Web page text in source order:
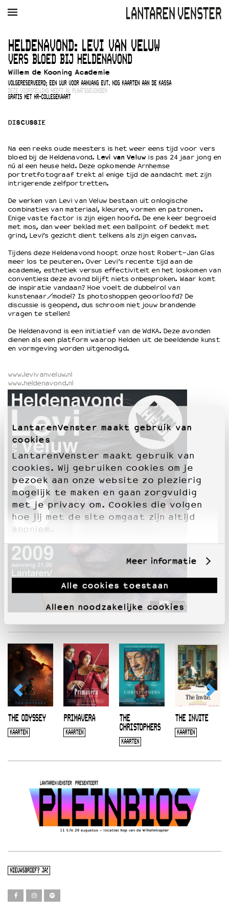
LantarenVenster maakt gebruik van
cookies
LantarenVenster maakt gebruik van
cookies. Wij gebruiken cookies om je
bezoek aan onze website zo plezierig
mogelijk te maken en gaan zorgvuldig
met je privacy om. Cookies die volgen
hoe jij met de site omgaat zijn altijd
anoniem.
Meer informatie
Alle cookies toestaan
Alleen noodzakelijke cookies
AGENDA FILM MUZIEK RESTAURANT VERHUUR
Winkelmandje
Zoek
PLAN JE BEZOEK
EDUCATIE
Schoolvoorstellingen
Filmprogramma’s VO/MBO
Speciale educatieprogramma’s
OVER LANTARENVENSTER
Wat we doen
Werken bij
Wie is wie
Word vriend
Historie
Partners
Huisregels
Privacyverklaring
Duurzaamheid
Culturele boycot Israël
Ruimte voor artistieke vrijheid – VNPF
HELDENAVOND: LEVI VAN VELUW
VERS BLOED BIJ HELDENAVOND
Willem de Kooning Academie
VOLGERESERVEERD; EEN UUR VOOR AANVANG EVT. NOG KAARTEN AAN DE KASSA
DEZE VOORSTELLING HEEFT AL PLAATSGEVONDEN
GRATIS MET HR-COLLEGEKAART
DISCUSSIE
Na een reeks oude meesters is het weer eens tijd voor vers
bloed bij de Heldenavond. Levi van Veluw is pas 24 jaar jong en
nú al een heuse held. Deze opkomende Arnhemse
portretfotograaf trekt al enige tijd de aandacht met zijn
intrigerende zelfportretten.
De werken van Levi van Veluw bestaan uit onlogische
combinaties van materiaal, kleuren, vormen en patronen.
Enige vaste factor is zijn eigen hoofd. De ene keer begroeid
met mos, dan weer beklad met een ballpoint of bedekt met
grind, Levi’s gezicht dient telkens als zijn eigen canvas.
Tijdens deze Heldenavond hoopt onze host Robert-Jan Glas
meer los te peuteren. Over Levi’s recente tijd aan de
academie, esthetiek versus effectiviteit en het loskomen van
conventies: deze avond blijft niets onbesproken. Waar komt
de inspiratie vandaan? Hoe voelt de dubbelrol van
kunstenaar/model? Is photoshoppen geoorloofd? De
discussie is geopend, dus schroom niet jouw brandende
vragen te stellen!
De Heldenavond is een initiatief van de WdKA. Deze avonden
dienen als een platform waarop Helden uit de beeldende kunst
en vormgeving worden uitgenodigd.
www.levivanveluw.nl
www.heldenavond.nl
THE ODYSSEY
KAARTEN
PRIMAVERA
KAARTEN
THE
CHRISTOPHERS
KAARTEN
THE INVITE
KAARTEN
NIEUWSBRIEF? JA!